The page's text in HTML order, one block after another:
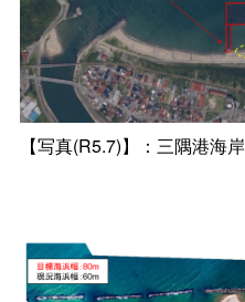
【写真(R5.7)】：三隅港海岸